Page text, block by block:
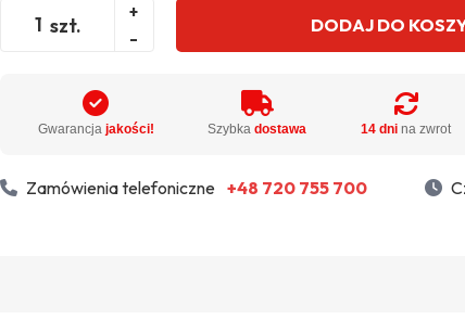
szt.
+
-
DODAJ DO
Gwarancja jakości! Szybkadostawa 14 dni na zwrot
Zamówienia telefoniczne +48 720 755 700